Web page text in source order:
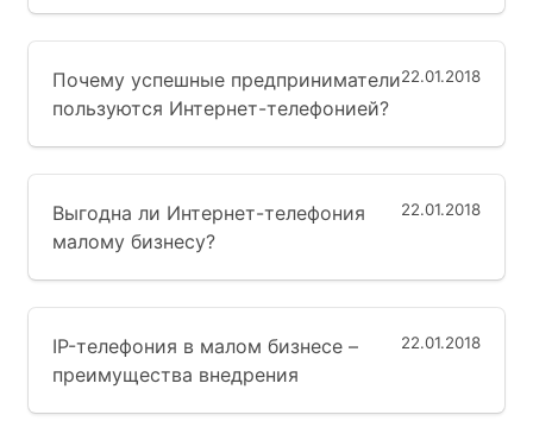
22.01.2018
Почему успешные предприниматели
пользуются Интернет-телефонией?
22.01.2018
Выгодна ли Интернет-телефония
малому бизнесу?
22.01.2018
IP-телефония в малом бизнесе –
преимущества внедрения